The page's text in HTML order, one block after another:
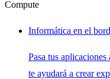
Compute
Informática en el
Pasa tus
te ayudará a crear